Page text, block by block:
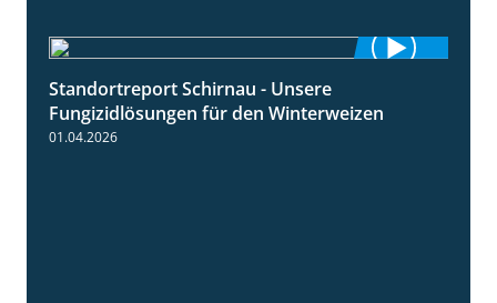
Standortreport Schirnau - Unsere
Fungizidlösungen für den Winterweizen
01.04.2026